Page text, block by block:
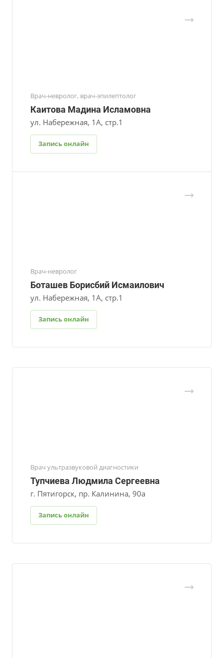
Врач-невролог, врач-эпилептолог
Каитова Мадина Исламовна
ул. Набережная, 1А, стр.1
Запись онлайн
Врач-невролог
Боташев Борисбий Исмаилович
ул. Набережная, 1А, стр.1
Запись онлайн
Врач ультразвуковой диагностики
Тупчиева Людмила Сергеевна
г. Пятигорск, пр. Калинина, 90а
Запись онлайн